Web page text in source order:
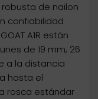
de nailon
confiabilidad
A1R están
de 19 mm, 26
a la distancia
hasta el
rosca estándar